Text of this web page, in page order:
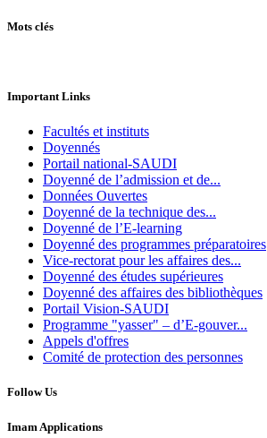
Mots clés
Important Links
Facultés et instituts
Doyennés
Portail national-SAUDI
Doyenné de l’admission et de...
Données Ouvertes
Doyenné de la technique des...
Doyenné de l’E-learning
Doyenné des programmes préparatoires
Vice-rectorat pour les affaires des...
Doyenné des études supérieures
Doyenné des affaires des bibliothèques
Portail Vision-SAUDI
Programme "yasser" – d’E-gouver...
Appels d'offres
Comité de protection des personnes
Follow Us
Imam Applications